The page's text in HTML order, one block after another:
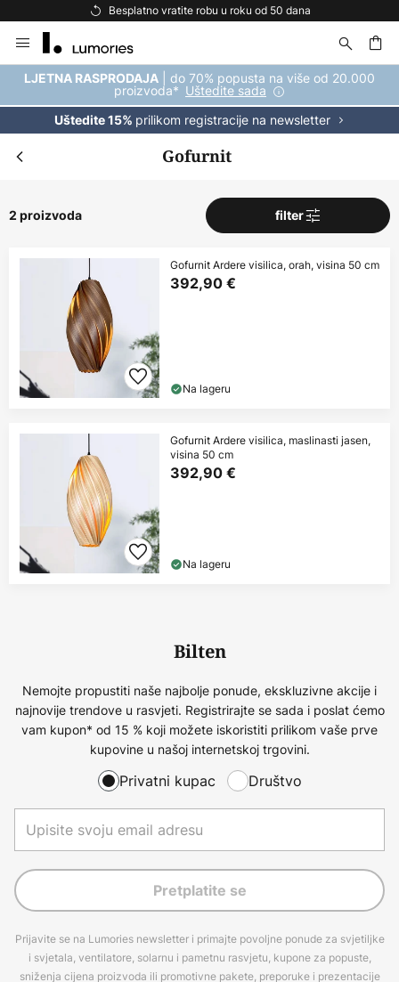
Besplatno vratite robu u roku od 50 dana
to
Content
LJETNA RASPRODAJA | do 70% popusta na više od 20.000
proizvoda* Uštedite sada
Uštedite 15% prilikom registracije na newsletter
Gofurnit
2 proizvoda filter
Gofurnit Ardere visilica, orah, visina 50 cm
392,90 €
Na lageru
Gofurnit Ardere visilica, maslinasti jasen,
visina 50 cm
392,90 €
Na lageru
Bilten
Nemojte propustiti naše najbolje ponude, ekskluzivne akcije i
najnovije trendove u rasvjeti. Registrirajte se sada i poslat ćemo
vam kupon* od 15 % koji možete iskoristiti prilikom vaše prve
kupovine u našoj internetskoj trgovini.
Privatni kupac Društvo
Pretplatite se
Prijavite se na Lumories newsletter i primajte povoljne ponude za svjetiljke
i svjetala, ventilatore, solarnu i pametnu rasvjetu, kupone za popuste,
sniženja cijena proizvoda ili promotivne pakete, preporuke i prezentacije